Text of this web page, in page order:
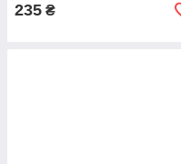
235 ₴